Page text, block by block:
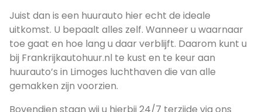
Juist dan is een huurauto hier echt de ideale
uitkomst. U bepaalt alles zelf. Wanneer u waarnaar
toe gaat en hoe lang u daar verblijft. Daarom kunt u
bij Frankrijkautohuur.nl te kust en te keur aan
huurauto’s in Limoges luchthaven die van alle
gemakken zijn voorzien.